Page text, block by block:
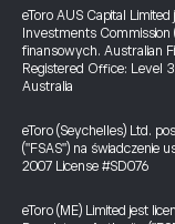
eToro AUS Capital
Investments Commission
finansowych. Australian
Registered Office: Level
Australia
eToro (Seychelles) Ltd.
("FSAS") na świadczenie
2007 License #SD076
eToro (ME) Limited jest